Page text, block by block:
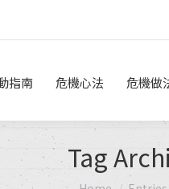
指南 危機心法 危機做
Tag
You are here: